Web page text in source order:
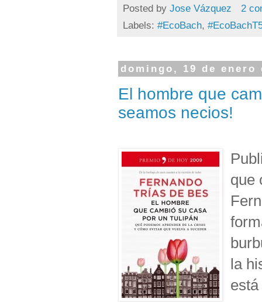
Posted by Jose Vázquez
2
Labels: #EcoBach,
domingo, 19 de enero
El hombre que
seamos necios!
que
la